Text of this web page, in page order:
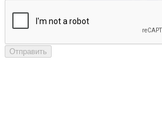
Отправить